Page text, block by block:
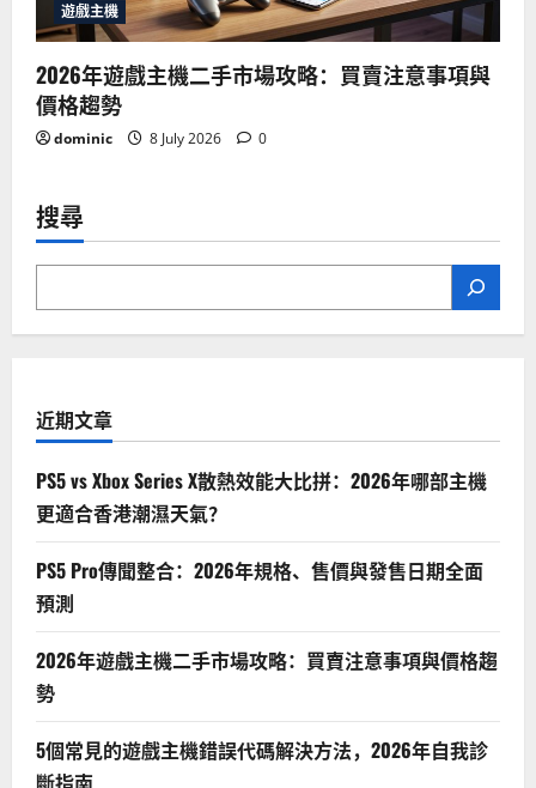
遊戲主機
2026年遊戲主機二手市場攻略：買賣注意事項與
價格趨勢
dominic 8 July 2026 0
搜尋
近期文章
PS5 vs Xbox Series X散熱效能大比拼：2026年哪部主機
更適合香港潮濕天氣？
PS5 Pro傳聞整合：2026年規格、售價與發售日期全面
預測
2026年遊戲主機二手市場攻略：買賣注意事項與價格趨
勢
5個常見的遊戲主機錯誤代碼解決方法，2026年自我診
斷指南